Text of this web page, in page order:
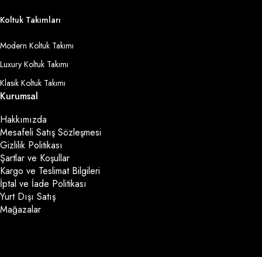
Koltuk Takımları
Modern Koltuk Takımı
Luxury Koltuk Takımı
Klasik Koltuk Takımı
Kurumsal
Hakkımızda
Mesafeli Satış Sözleşmesi
Gizlilik Politikası
Şartlar ve Koşullar
Kargo ve Teslimat Bilgileri
İptal ve İade Politikası
Yurt Dışı Satış
Mağazalar